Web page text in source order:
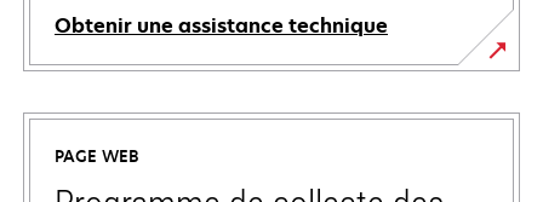
Obtenir une assistance technique
s’ouvre
dans
nouvel
onglet
PAGE WEB